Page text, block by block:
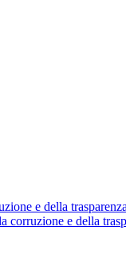
e della trasparenza
corruzione e della